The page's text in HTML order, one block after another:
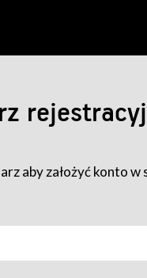
aby założyć konto